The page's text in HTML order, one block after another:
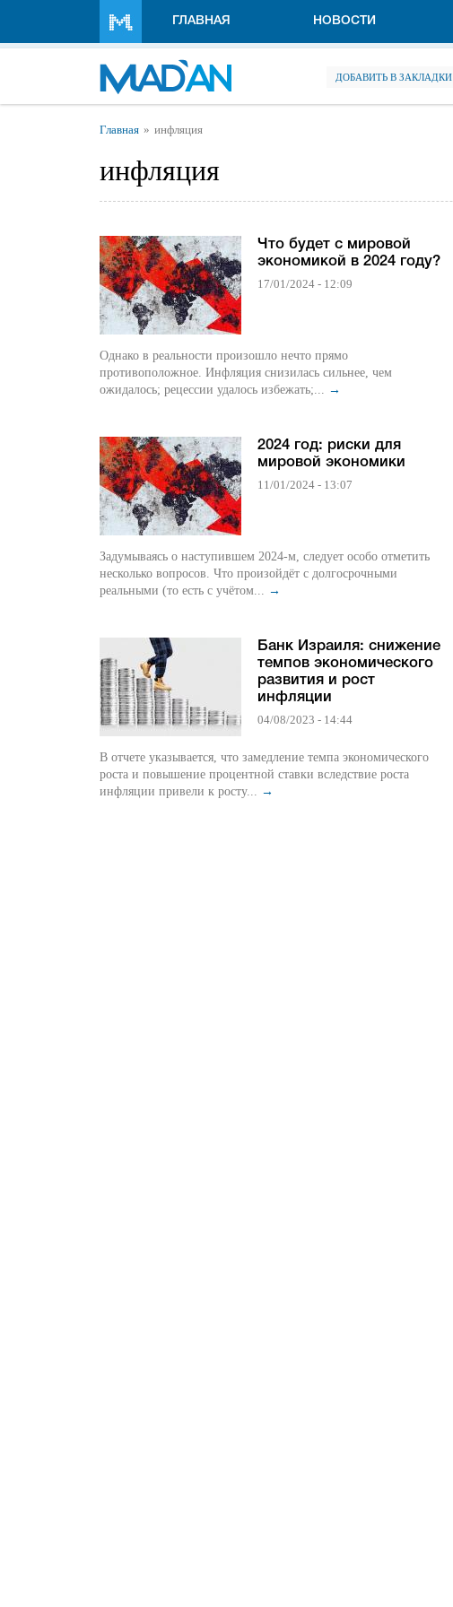
ГЛАВНАЯ НОВОСТИ
ДОБАВИТЬ В ЗАКЛАДКИ
Вы здесь
Главная инфляция
инфляция
Что будет с мировой
экономикой в 2024 году?
17/01/2024 - 12:09
Однако в реальности произошло нечто прямо
противоположное. Инфляция снизилась сильнее, чем
ожидалось; рецессии удалось избежать;... →
2024 год: риски для
мировой экономики
11/01/2024 - 13:07
Задумываясь о наступившем 2024-м, следует особо отметить
несколько вопросов. Что произойдёт с долгосрочными
реальными (то есть с учётом... →
Банк Израиля: снижение
темпов экономического
развития и рост
инфляции
04/08/2023 - 14:44
В отчете указывается, что замедление темпа экономического
роста и повышение процентной ставки вследствие роста
инфляции привели к росту... →